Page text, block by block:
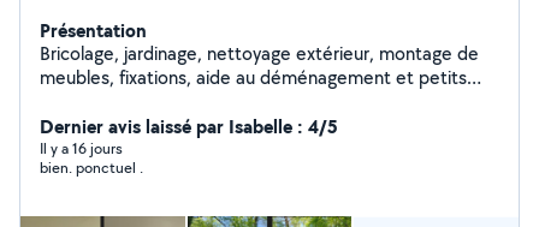
Présentation
Bricolage, jardinage, nettoyage extérieur, montage de
meubles, fixations, aide au déménagement et petits
Dernier avis laissé par Isabelle : 4/5
Il y a 16 jours
bien. ponctuel .